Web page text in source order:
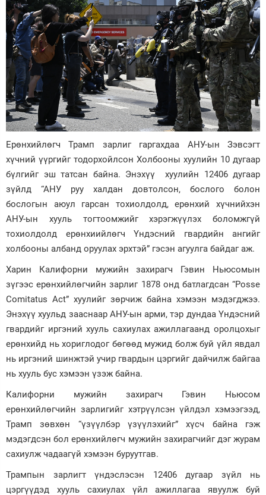
Ерөнхийлөгч Трамп зарлиг гаргахдаа АНУ-ын Зэвсэгт
хүчний үүргийг тодорхойлсон Холбооны хуулийн 10 дугаар
бүлгийг эш татсан байна. Энэхүү хуулийн 12406 дугаар
зүйлд “АНУ руу халдан довтолсон, бослого болон
бослогын аюул гарсан тохиолдолд, ерөнхий хүчнийхэн
АНУ-ын хууль тогтоомжийг хэрэгжүүлэх боломжгүй
тохиолдолд ерөнхиийлөгч Үндэсний гвардийн ангийг
холбооны албанд оруулах эрхтэй” гэсэн агуулга байдаг аж.
Харин Калифорни мужийн захирагч Гэвин Ньюсомын
зүгээс ерөнхийлөгчийн зарлиг 1878 онд батлагдсан “Posse
Comitatus Act” хуулийг зөрчиж байна хэмээн мэдэгджээ.
Энэхүү хуульд зааснаар АНУ-ын арми, тэр дундаа Үндэсний
гвардийг иргэний хууль сахиулах ажиллагаанд оролцохыг
ерөнхийд нь хориглодог бөгөөд мужид болж буй үйл явдал
нь иргэний шинжтэй учир гвардын цэргийг дайчилж байгаа
нь хууль бус хэмээн үзэж байна.
Калифорни мужийн захирагч Гэвин Ньюсом
ерөнхийлөгчийн зарлигийг хэтрүүлсэн үйлдэл хэмээгээд,
Трамп зөвхөн “үзүүлбэр үзүүлэхийг” хүсч байна гэж
мэдэгдсэн бол ерөнхийлөгч мужийн захирагчийг дэг журам
сахиулж чадаагүй хэмээн буруутгав.
Трампын зарлигт үндэслэсэн 12406 дугаар зүйл нь
цэргүүдэд хууль сахиулах үйл ажиллагаа явуулж буй